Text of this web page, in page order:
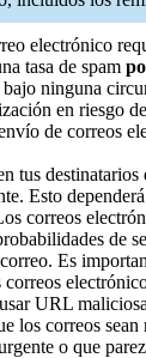
electrónico
tasa de spam
bajo ninguna
en riesgo
de correos
tus destinatarios
Esto
correos
de
Es
correos
URL
los correos
o que